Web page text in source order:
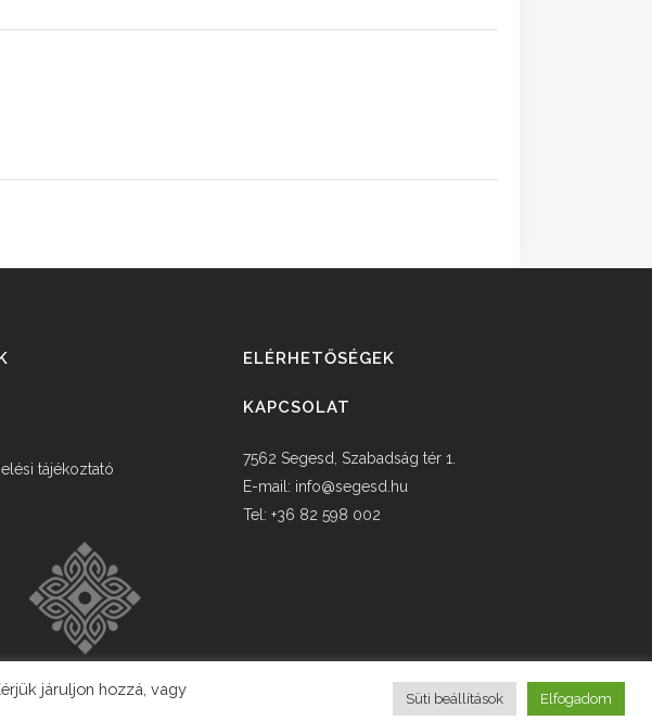
tájékoztató
ELÉRHETŐSÉGEK
KAPCSOLAT
7562 Segesd, Szabadság tér 1.
E-mail: info@segesd.hu
Tel: +36 82 598 002
járuljon hozzá, vagy
Süti beállítások Elfogadom